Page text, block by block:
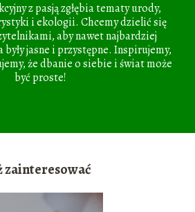
z pasją zgłębia tematy urody,
i ekologii. Chcemy dzielić się
aby nawet najbardziej
były jasne i przystępne. Inspirujemy,
że dbanie o siebie i świat może
być proste!
zainteresować